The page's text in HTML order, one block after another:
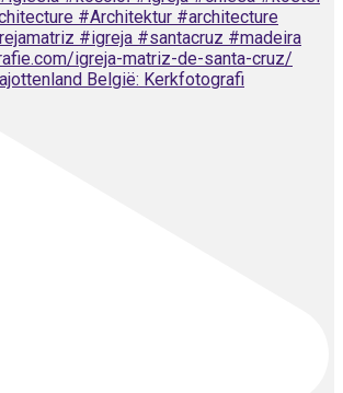
België: Kerkfotografi